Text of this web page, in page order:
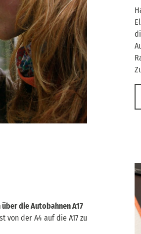
die Autobahnen A17
von der A4 auf die A17 zu